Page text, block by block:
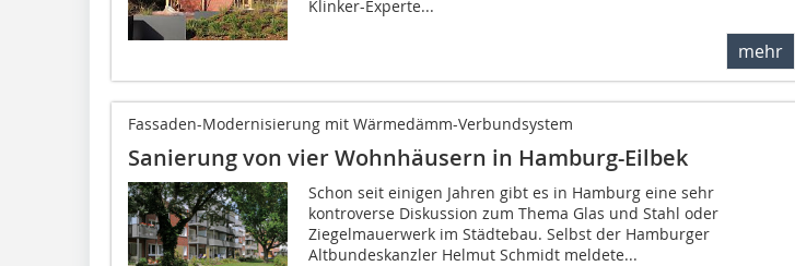
Klinker-Experte...
mehr
Fassaden-Modernisierung mit Wärmedämm-Verbundsystem
Sanierung von vier Wohnhäusern in Hamburg-Eilbek
Schon seit einigen Jahren gibt es in Hamburg eine sehr
kontroverse Diskussion zum Thema Glas und Stahl oder
Ziegelmauerwerk im Städtebau. Selbst der Hamburger
Altbundeskanzler Helmut Schmidt meldete...